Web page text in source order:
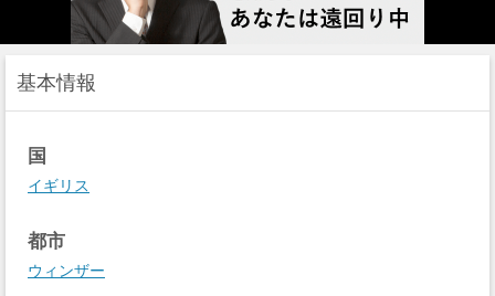
基本情報
国
イギリス
都市
ウィンザー